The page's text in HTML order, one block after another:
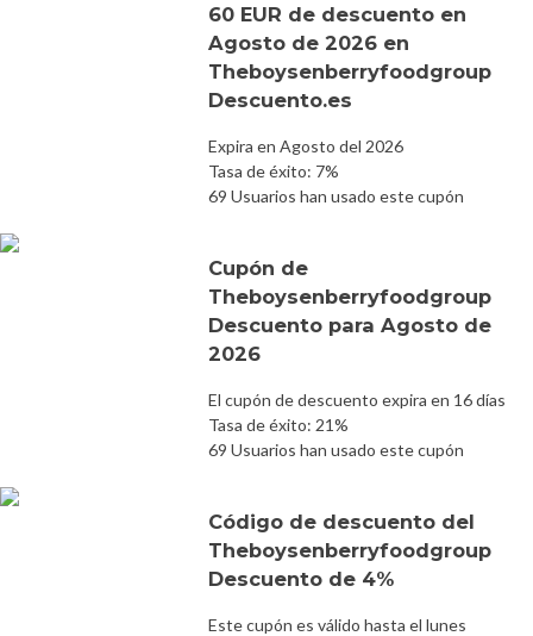
60 EUR de descuento en
Agosto de 2026 en
Theboysenberryfoodgroup
Descuento.es
Expira en Agosto del 2026
Tasa de éxito: 7%
69 Usuarios han usado este cupón
Cupón de
Theboysenberryfoodgroup
Descuento para Agosto de
2026
El cupón de descuento expira en 16 días
Tasa de éxito: 21%
69 Usuarios han usado este cupón
Código de descuento del
Theboysenberryfoodgroup
Descuento de 4%
Este cupón es válido hasta el lunes